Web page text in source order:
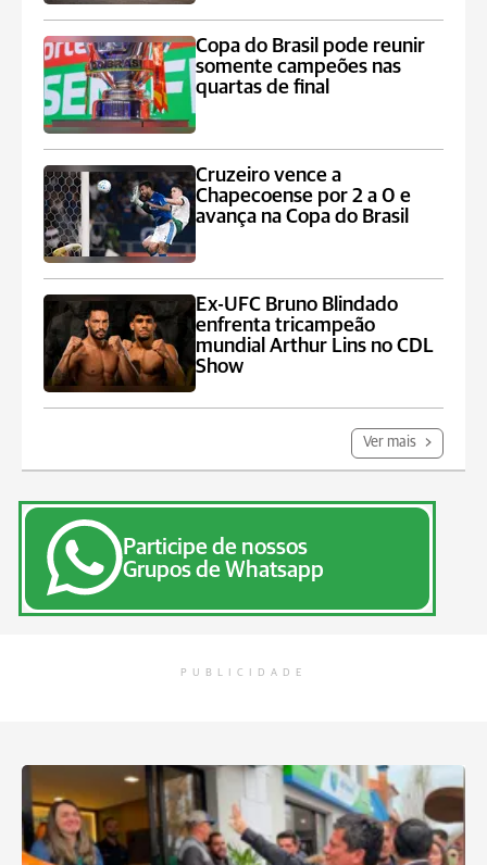
Copa do Brasil pode reunir
somente campeões nas
quartas de final
Cruzeiro vence a
Chapecoense por 2 a 0 e
avança na Copa do Brasil
Ex-UFC Bruno Blindado
enfrenta tricampeão
mundial Arthur Lins no CDL
Show
Ver mais
Participe de nossos
Grupos de Whatsapp
PUBLICIDADE